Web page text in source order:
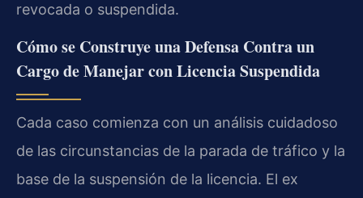
revocada o suspendida.
Cómo se Construye una Defensa Contra un
Cargo de Manejar con Licencia Suspendida
Cada caso comienza con un análisis cuidadoso
de las circunstancias de la parada de tráfico y la
base de la suspensión de la licencia. El ex